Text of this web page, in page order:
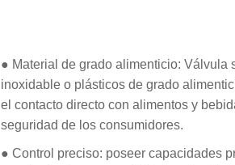
● Material de grado alimenticio:
inoxidable o plásticos de grado
el contacto directo con alimentos y
seguridad de los consumidores.
● Control preciso: poseer capacidades